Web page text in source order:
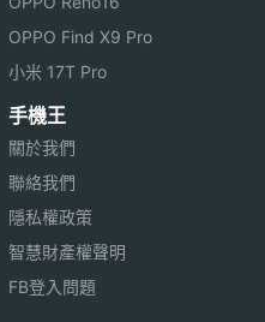
OPPO Find X9 Pro
小米 17T Pro
手機王
關於我們
聯絡我們
隱私權政策
智慧財產權聲明
FB登入問題